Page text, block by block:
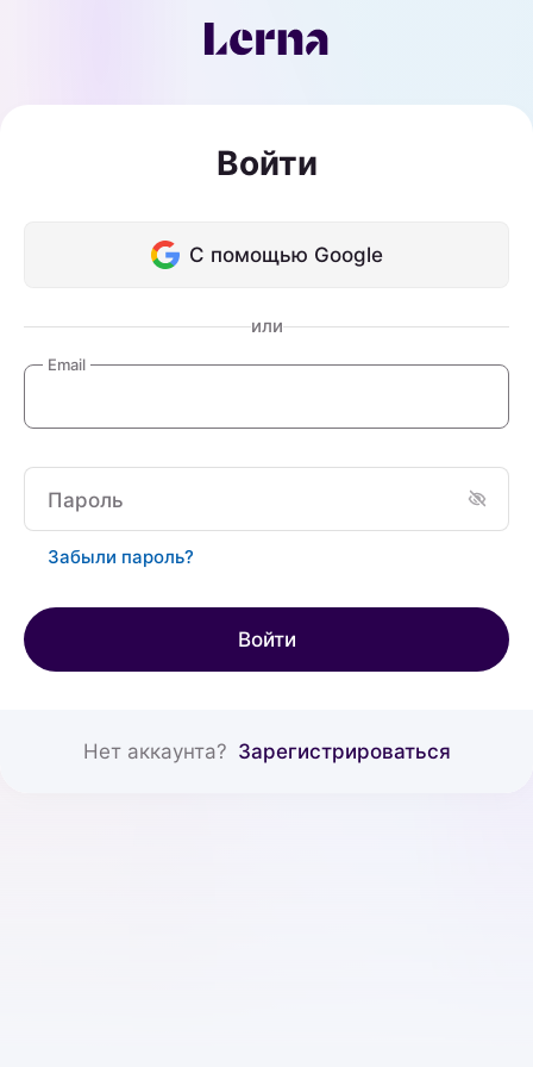
Войти
С помощью Google
или
Email
Пароль
Забыли пароль?
Войти
Нет аккаунта? Зарегистрироваться